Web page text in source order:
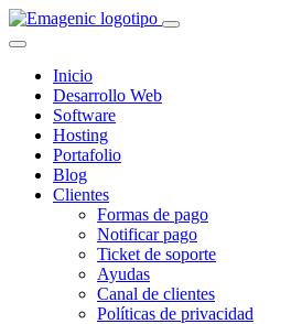
Inicio
Desarrollo Web
Software
Hosting
Portafolio
Blog
Clientes
Formas de pago
Notificar pago
Ticket de soporte
Ayudas
Canal de clientes
Políticas de privacidad